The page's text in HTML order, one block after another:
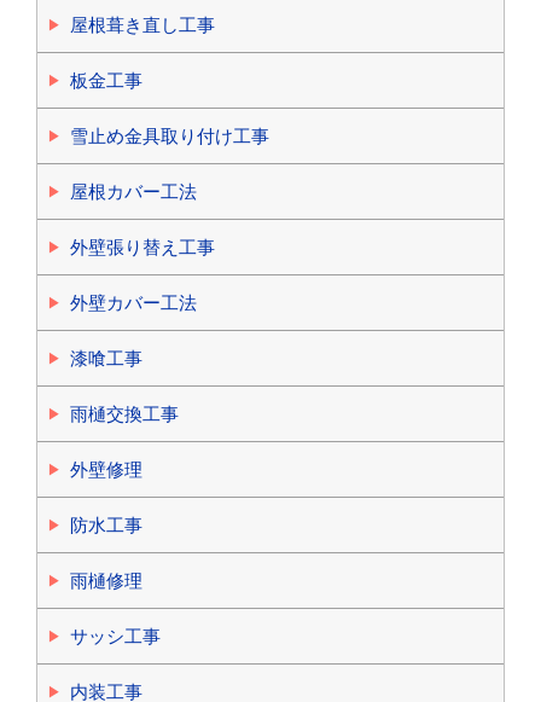
屋根葺き直し工事
板金工事
雪止め金具取り付け工事
屋根カバー工法
外壁張り替え工事
外壁カバー工法
漆喰工事
雨樋交換工事
外壁修理
防水工事
雨樋修理
サッシ工事
内装工事